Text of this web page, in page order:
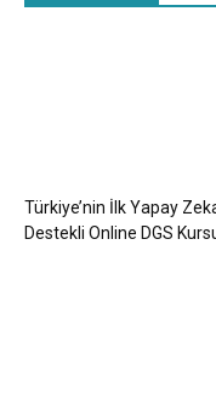
Türkiye’nin İlk Yapay
Destekli Online DGS